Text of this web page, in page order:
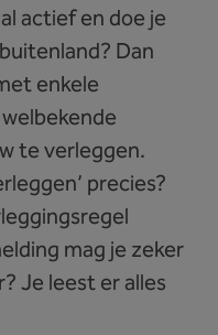
actief en doe je
Dan
enkele
te verleggen.
precies?
mag je zeker
Je leest er alles